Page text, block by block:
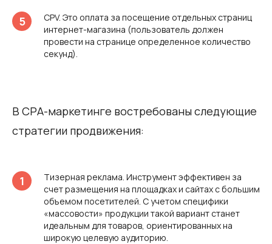
CPV. Это оплата за посещение отдельных страниц
интернет-магазина (пользователь должен
провести на странице определенное количество
секунд).
В СРА-маркетинге востребованы следующие
стратегии продвижения:
Тизерная реклама. Инструмент эффективен за
счет размещения на площадках и сайтах с большим
объемом посетителей. С учетом специфики
«массовости» продукции такой вариант станет
идеальным для товаров, ориентированных на
широкую целевую аудиторию.